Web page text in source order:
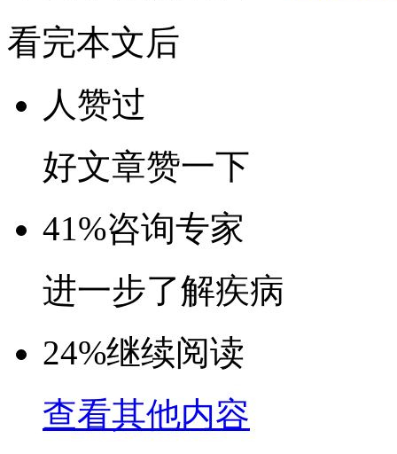
看完本文后
人赞过
好文章赞一下
41%咨询专家
进一步了解疾病
24%继续阅读
查看其他内容